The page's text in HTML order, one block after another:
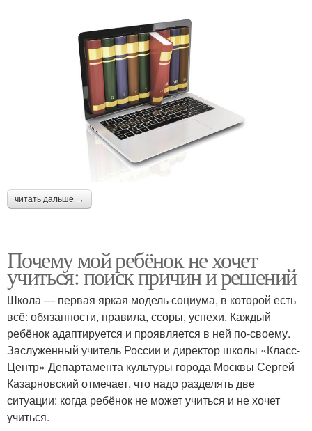
читать дальше →
Почему мой ребёнок не хочет
учиться: поиск причин и решений
Школа — первая яркая модель социума, в которой есть
всё: обязанности, правила, ссоры, успехи. Каждый
ребёнок адаптируется и проявляется в ней по-своему.
Заслуженный учитель России и директор школы «Класс-
Центр» Департамента культуры города Москвы Сергей
Казарновский отмечает, что надо разделять две
ситуации: когда ребёнок не может учиться и не хочет
учиться.